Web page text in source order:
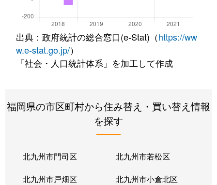
出典：政府統計の総合窓口(e-Stat)（https://ww
w.e-stat.go.jp/）
「社会・人口統計体系」を加工して作成
福岡県の市区町村から住み替え・買い替え情報
を探す
北九州市門司区 北九州市若松区
北九州市戸畑区 北九州市小倉北区